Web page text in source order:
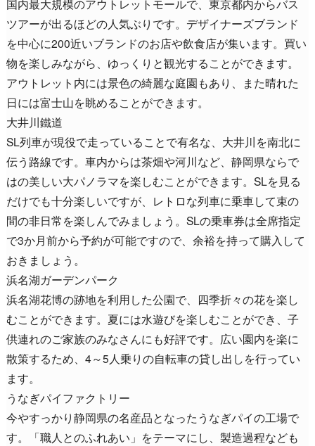
国内最大規模のアウトレットモールで、東京都内からバス
ツアーが出るほどの人気ぶりです。デザイナーズブランド
を中心に200近いブランドのお店や飲食店が集います。買い
物を楽しみながら、ゆっくりと観光することができます。
アウトレット内には景色の綺麗な庭園もあり、また晴れた
日には富士山を眺めることができます。
大井川鐵道
SL列車が現役で走っていることで有名な、大井川を南北に
伝う路線です。車内からは茶畑や河川など、静岡県ならで
はの美しい大パノラマを楽しむことができます。SLを見る
だけでも十分楽しいですが、レトロな列車に乗車して束の
間の非日常を楽しんでみましょう。SLの乗車券は全席指定
で3か月前から予約が可能ですので、余裕を持って購入して
おきましょう。
浜名湖ガーデンパーク
浜名湖花博の跡地を利用した公園で、四季折々の花を楽し
むことができます。夏には水遊びを楽しむことができ、子
供連れのご家族のみなさんにも好評です。広い園内を楽に
散策するため、4～5人乗りの自転車の貸し出しを行ってい
ます。
うなぎパイファクトリー
今やすっかり静岡県の名産品となったうなぎパイの工場で
す。「職人とのふれあい」をテーマにし、製造過程なども